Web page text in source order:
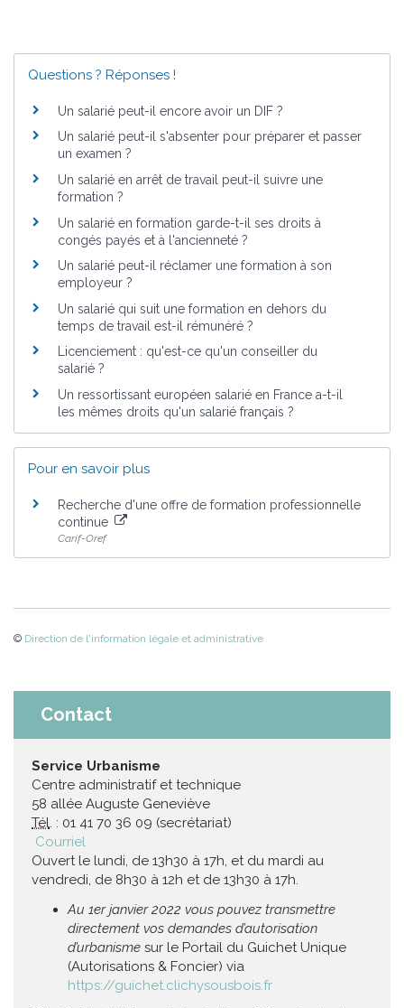
Questions ? Réponses !
Un salarié peut-il encore avoir un DIF ?
Un salarié peut-il s'absenter pour préparer et passer
un examen ?
Un salarié en arrêt de travail peut-il suivre une
formation ?
Un salarié en formation garde-t-il ses droits à
congés payés et à l'ancienneté ?
Un salarié peut-il réclamer une formation à son
employeur ?
Un salarié qui suit une formation en dehors du
temps de travail est-il rémunéré ?
Licenciement : qu'est-ce qu'un conseiller du
salarié ?
Un ressortissant européen salarié en France a-t-il
les mêmes droits qu'un salarié français ?
Pour en savoir plus
Recherche d'une offre de formation professionnelle
continue
Carif-Oref
© Direction de l'information légale et administrative
Contact
Service Urbanisme
Centre administratif et technique
58 allée Auguste Geneviève
Tél. : 01 41 70 36 09 (secrétariat)
Courriel
Ouvert le lundi, de 13h30 à 17h, et du mardi au
vendredi, de 8h30 à 12h et de 13h30 à 17h.
Au 1er janvier 2022 vous pouvez transmettre
directement vos demandes d’autorisation
d’urbanisme sur le Portail du Guichet Unique
(Autorisations & Foncier) via
https://guichet.clichysousbois.fr